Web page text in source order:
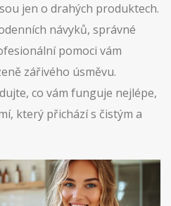
jen o drahých produktech.
návyků, správné
pomoci vám
zářivého úsměvu.
co vám funguje nejlépe,
který přichází s čistým a